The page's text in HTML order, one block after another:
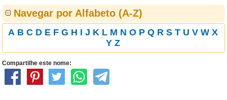
Navegar por Alfabeto (A-Z)
A B C D E F G H I J K L M N O P Q R S T U V W X
Y Z
Compartilhe este nome: